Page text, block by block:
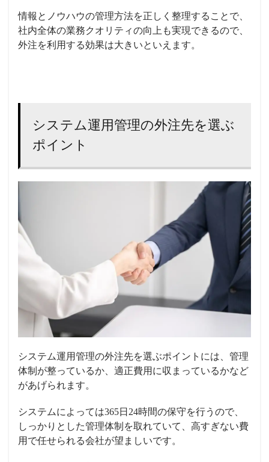
情報とノウハウの管理方法を正しく整理することで、
社内全体の業務クオリティの向上も実現できるので、
外注を利用する効果は大きいといえます。
システム運用管理の外注先を選ぶ
ポイント
システム運用管理の外注先を選ぶポイントには、管理
体制が整っているか、適正費用に収まっているかなど
があげられます。
システムによっては365日24時間の保守を行うので、
しっかりとした管理体制を取れていて、高すぎない費
用で任せられる会社が望ましいです。